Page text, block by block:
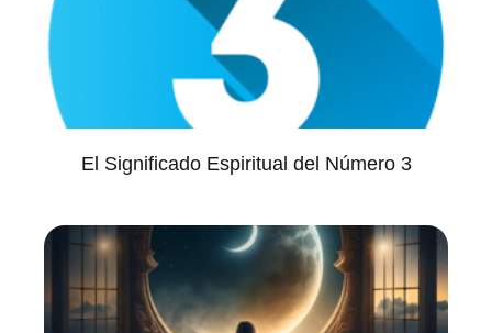
El Significado Espiritual del Número 3